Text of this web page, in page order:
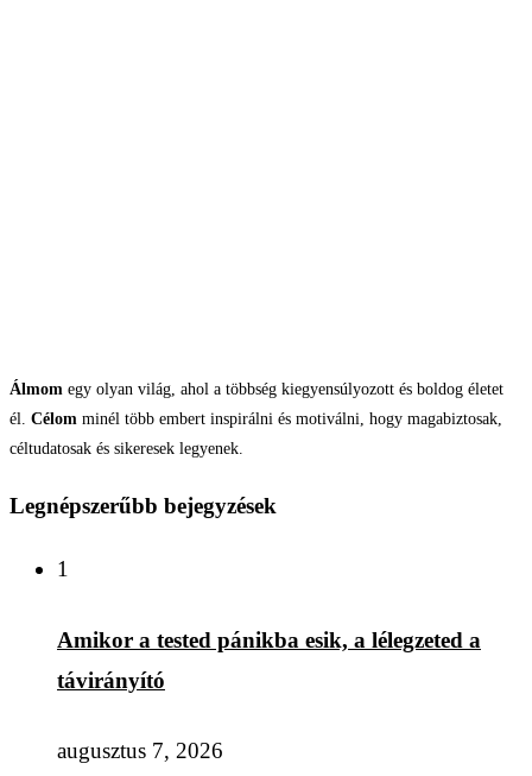
Álmom egy olyan világ, ahol a többség kiegyensúlyozott és boldog életet
él. Célom minél több embert inspirálni és motiválni, hogy magabiztosak,
céltudatosak és sikeresek legyenek.
Legnépszerűbb bejegyzések
1
Amikor a tested pánikba esik, a lélegzeted a
távirányító
augusztus 7, 2026